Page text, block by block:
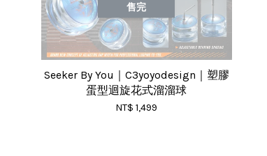
售完
Seeker By You｜C3yoyodesign｜塑膠
蛋型迴旋花式溜溜球
NT$ 1,499